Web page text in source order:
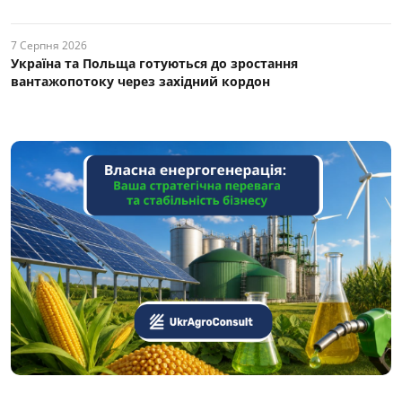
7 Серпня 2026
Україна та Польща готуються до зростання
вантажопотоку через західний кордон